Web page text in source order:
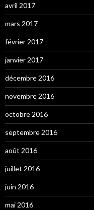
avril 2017
mars 2017
février 2017
janvier 2017
décembre 2016
novembre 2016
octobre 2016
septembre 2016
août 2016
juillet 2016
juin 2016
mai 2016